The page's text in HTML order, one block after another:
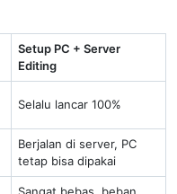
Setup PC + Server
Editing
Selalu lancar 100%
Berjalan di server, PC
tetap bisa dipakai